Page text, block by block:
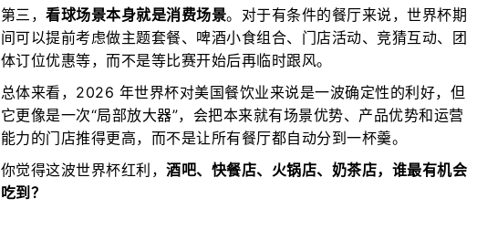
第三，看球场景本身就是消费场景。对于有条件的餐厅来说，世界杯期
间可以提前考虑做主题套餐、啤酒小食组合、门店活动、竞猜互动、团
体订位优惠等，而不是等比赛开始后再临时跟风。
总体来看，2026 年世界杯对美国餐饮业来说是一波确定性的利好，但
它更像是一次“局部放大器”，会把本来就有场景优势、产品优势和运营
能力的门店推得更高，而不是让所有餐厅都自动分到一杯羹。
你觉得这波世界杯红利，酒吧、快餐店、火锅店、奶茶店，谁最有机会
吃到？